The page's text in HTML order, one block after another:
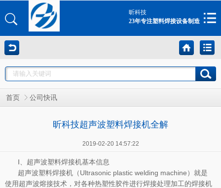
昕科技
23年专注塑料焊接设备制造
首页 公司快讯
昕科技超声波塑料焊接机全解
2019-02-20 14:57:22
Ⅰ、超声波塑料焊接机基本信息
超声波塑料焊接机（Ultrasonic plastic welding machine）就是
使用超声波熔接技术，对各种热塑性胶件进行焊接处理加工的焊接机